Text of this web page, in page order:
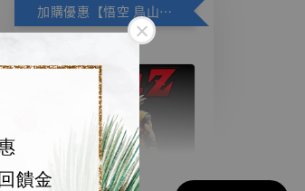
饋金
加購優惠【悟空 鳥山明紀念款 [奇蹟工作室]】